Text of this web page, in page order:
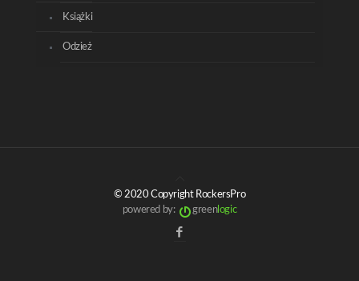
Książki
Odzież
© 2020 Copyright RockersPro
powered by:
greenlogic